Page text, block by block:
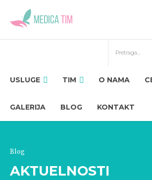
USLUGE TIM O NAMA
GALERIJA BLOG KONTAKT
Blog
AKTUELNOSTI